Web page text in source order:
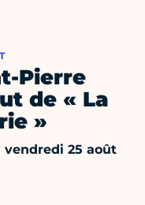
Pierre
de « La
»
25 août